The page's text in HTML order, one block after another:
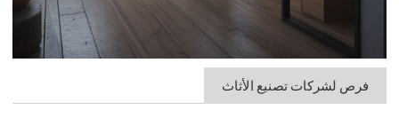
فرص لشركات تصنيع الأثاث